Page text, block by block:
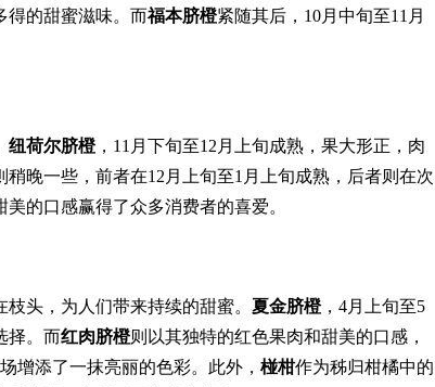
得的甜蜜滋味。而福本脐橙紧随其后，10月中旬至11月
纽荷尔脐橙，11月下旬至12月上旬成熟，果大形正，肉
稍晚一些，前者在12月上旬至1月上旬成熟，后者则在次
的口感赢得了众多消费者的喜爱。
头，为人们带来持续的甜蜜。 夏金脐橙，4月上旬至5
择。而红肉脐橙则以其独特的红色果肉和甜美的口感，
增添了一抹亮丽的色彩。此外， 椪柑作为秭归柑橘中的